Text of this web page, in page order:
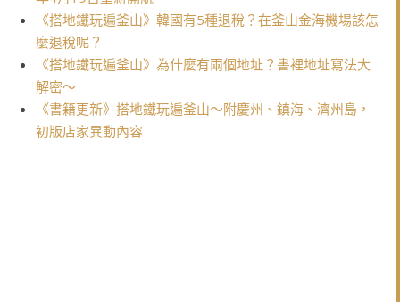
《搭地鐵玩遍釜山》韓國有5種退稅？在釜山金海機場該怎
麼退稅呢？
《搭地鐵玩遍釜山》為什麼有兩個地址？書裡地址寫法大
解密～
《書籍更新》搭地鐵玩遍釜山〜附慶州、鎮海、濟州島，
初版店家異動內容